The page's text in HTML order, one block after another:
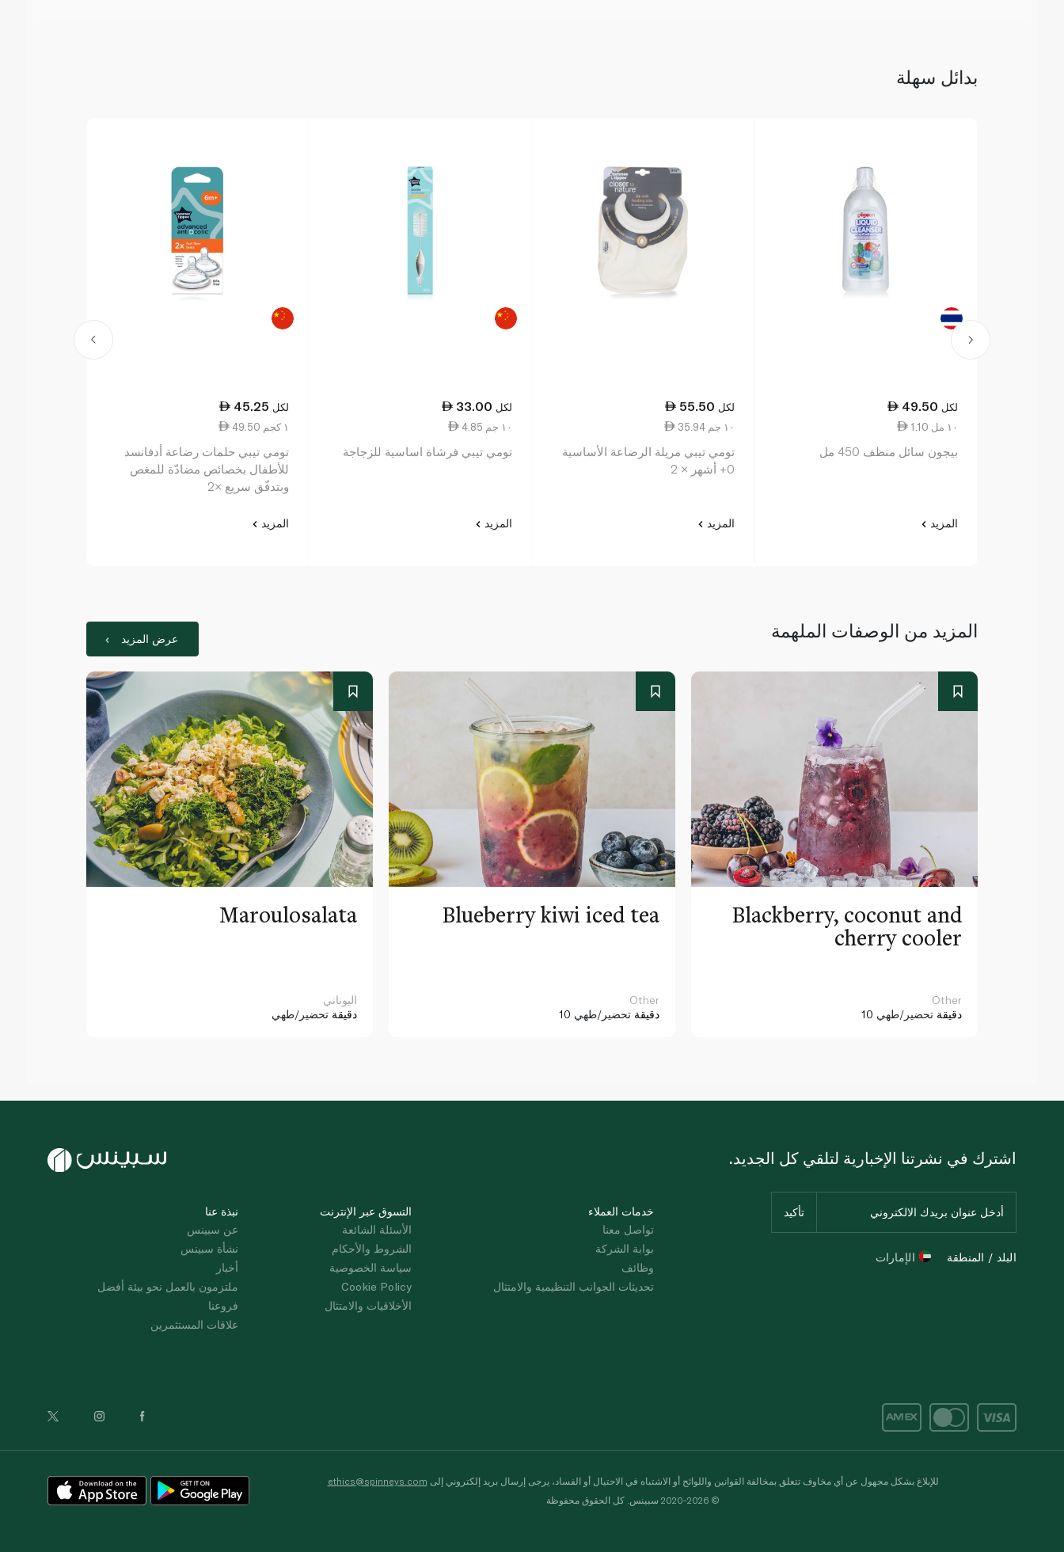
بدائل سهلة
49.50 لكل
1.10 ١٠ مل
بيجون سائل منظف 450 مل
المزيد
55.50 لكل
35.94 ١٠ جم
تومي تيبي مريلة الرضاعة الأساسية
0+ أشهر × 2
المزيد
33.00 لكل
4.85 ١٠ جم
تومي تيبي فرشاة اساسية للزجاجة
المزيد
45.25 لكل
49.50 ١ كجم
تومي تيبي حلمات رضاعة أدفانسد
للأطفال بخصائص مضادّة للمغص
وبتدفّق سريع ×2
المزيد
المزيد من الوصفات الملهمة عرض المزيد
Maroulosalata
اليوناني
دقيقة تحضير/طهي
Blueberry kiwi iced tea
Other
10 دقيقة تحضير/طهي
Blackberry, coconut and
cherry cooler
Other
10 دقيقة تحضير/طهي
نبذة عنا
عن سبينس
نشأة سبينس
أخبار
ملتزمون بالعمل نحو بيئة أفضل
فروعنا
علاقات المستثمرين
التسوق عبر الإنترنت
الأسئلة الشائعة
الشروط والأحكام
سياسة الخصوصية
Cookie Policy
الأخلاقيات والامتثال
خدمات العملاء
تواصل معنا
بوابة الشركة
وظائف
تحديثات الجوانب التنظيمية والامتثال
اشترك في نشرتنا الإخبارية لتلقي كل الجديد.
البلد / المنطقة الإمارات
للإبلاغ بشكل مجهول عن أي مخاوف تتعلق بمخالفة القوانين واللوائح أو الاشتباه في الاحتيال أو الفساد، يرجى إرسال بريد إلكتروني إلى ethics@spinneys.com
© 2020-2026 سبينس. كل الحقوق محفوظة